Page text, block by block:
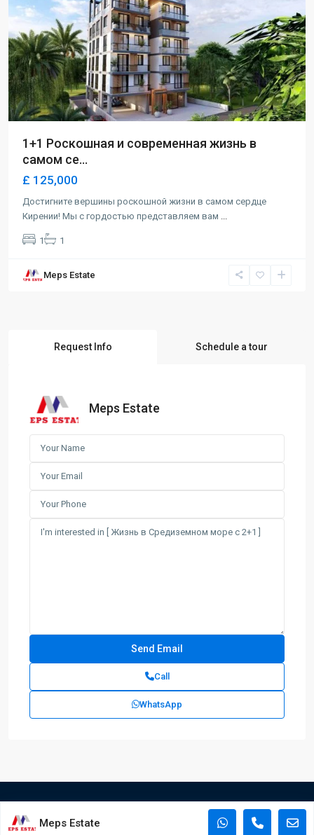
1+1 Роскошная и современная жизнь в
самом се...
£ 125,000
Достигните вершины роскошной жизни в самом сердце
Кирении! Мы с гордостью представляем вам
1 1
Meps Estate
Request Info Schedule a tour
Meps Estate
Call
WhatsApp
Meps Estate